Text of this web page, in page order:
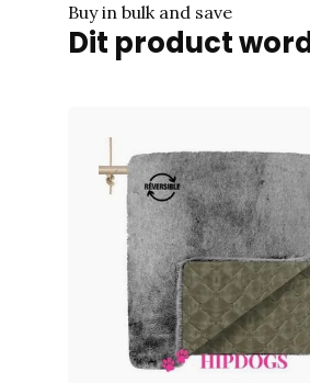
Buy in bulk and save
Dit product